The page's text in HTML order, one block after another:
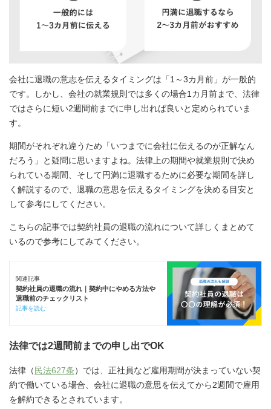
会社に退職の意志を伝えるタイミングは「1～3カ月前」が一般的
です。しかし、会社の就業規則では多くの場合1カ月前まで、法律
ではさらに短い2週間前までに申し出れば良いと定められていま
す。
期間がそれぞれ違うため「いつまでに会社に伝えるのが正解なん
だろう」と疑問に思いますよね。法律上の期間や就業規則で決め
られている期間、そして円満に退職するために必要な期間を詳し
く解説するので、退職の意思を伝えるタイミングを決める目安と
して参考にしてください。
こちらの記事では契約社員の退職の流れについて詳しくまとめて
いるので参考にしてみてください。
関連記事
契約社員の退職の流れ｜契約中にやめる方法や
退職前のチェックリスト
記事を読む
法律では2週間前までの申し出でOK
法律（ 民法627条）では、正社員など雇用期間が決まっていない契
約で働いている場合、会社に退職の意思を伝えてから2週間で雇用
を解約できるとされています。